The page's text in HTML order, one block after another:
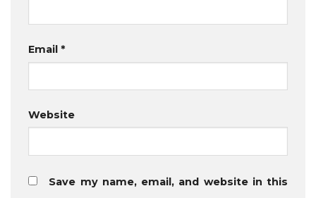
Email *
Website
Save my name, email, and website in this